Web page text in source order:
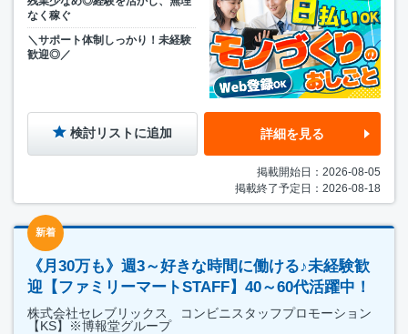
なく稼ぐ
＼サポート体制しっかり！未経験
歓迎◎／
検討リストに追加 詳細を見る
掲載開始日：2026-08-05
掲載終了予定日：2026-08-18
新着
《月30万も》週3～好きな時間に働ける♪未経験歓
迎【ファミリーマートSTAFF】40～60代活躍中！
株式会社セレブリックス コンビニスタッフプロモーション
【KS】※博報堂グループ